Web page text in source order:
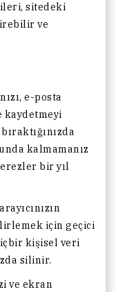
sitedeki
ve
e-posta
kaydetmeyi
kalmamanız
bir yıl
için geçici
kişisel veri
silinir.
ve ekran